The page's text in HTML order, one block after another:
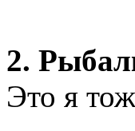
2.
Это я